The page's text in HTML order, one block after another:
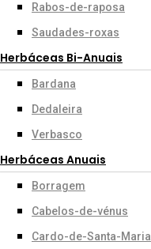
Rabos-de-raposa
Saudades-roxas
Herbáceas Bi-Anuais
Bardana
Dedaleira
Verbasco
Herbáceas Anuais
Borragem
Cabelos-de-vénus
Cardo-de-Santa-Maria